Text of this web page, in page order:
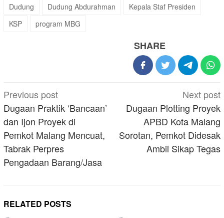
Dudung Dudung Abdurahman
Kepala Staf Presiden
KSP
program MBG
SHARE
Post
navigation
Previous post
Dugaan Praktik ‘Bancaan’
dan Ijon Proyek di
Pemkot Malang Mencuat,
Tabrak Perpres
Pengadaan Barang/Jasa
Next post
Dugaan Plotting Proyek
APBD Kota Malang
Sorotan, Pemkot Didesak
Ambil Sikap Tegas
RELATED POSTS